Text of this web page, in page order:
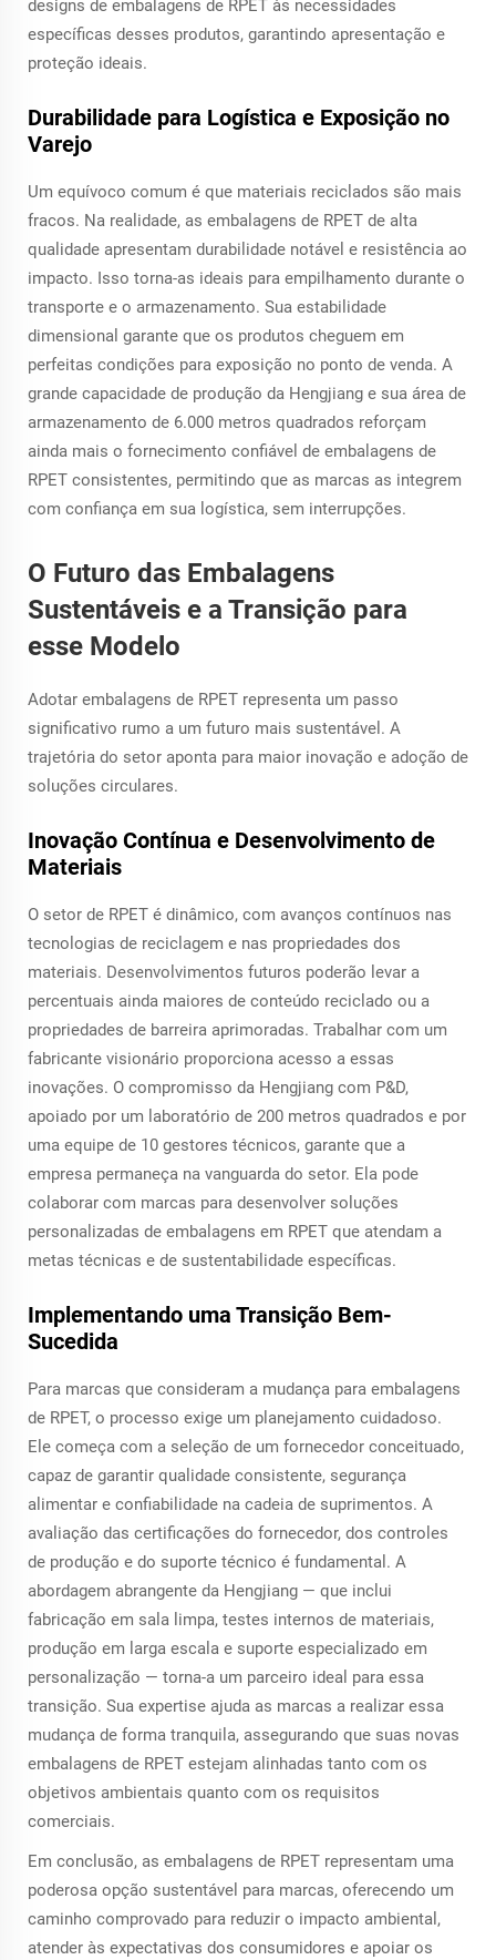
designs de embalagens de RPET às necessidades
específicas desses produtos, garantindo apresentação e
proteção ideais.
Durabilidade para Logística e Exposição no
Varejo
Um equívoco comum é que materiais reciclados são mais
fracos. Na realidade, as embalagens de RPET de alta
qualidade apresentam durabilidade notável e resistência ao
impacto. Isso torna-as ideais para empilhamento durante o
transporte e o armazenamento. Sua estabilidade
dimensional garante que os produtos cheguem em
perfeitas condições para exposição no ponto de venda. A
grande capacidade de produção da Hengjiang e sua área de
armazenamento de 6.000 metros quadrados reforçam
ainda mais o fornecimento confiável de embalagens de
RPET consistentes, permitindo que as marcas as integrem
com confiança em sua logística, sem interrupções.
O Futuro das Embalagens
Sustentáveis e a Transição para
esse Modelo
Adotar embalagens de RPET representa um passo
significativo rumo a um futuro mais sustentável. A
trajetória do setor aponta para maior inovação e adoção de
soluções circulares.
Inovação Contínua e Desenvolvimento de
Materiais
O setor de RPET é dinâmico, com avanços contínuos nas
tecnologias de reciclagem e nas propriedades dos
materiais. Desenvolvimentos futuros poderão levar a
percentuais ainda maiores de conteúdo reciclado ou a
propriedades de barreira aprimoradas. Trabalhar com um
fabricante visionário proporciona acesso a essas
inovações. O compromisso da Hengjiang com P&D,
apoiado por um laboratório de 200 metros quadrados e por
uma equipe de 10 gestores técnicos, garante que a
empresa permaneça na vanguarda do setor. Ela pode
colaborar com marcas para desenvolver soluções
personalizadas de embalagens em RPET que atendam a
metas técnicas e de sustentabilidade específicas.
Implementando uma Transição Bem-
Sucedida
Para marcas que consideram a mudança para embalagens
de RPET, o processo exige um planejamento cuidadoso.
Ele começa com a seleção de um fornecedor conceituado,
capaz de garantir qualidade consistente, segurança
alimentar e confiabilidade na cadeia de suprimentos. A
avaliação das certificações do fornecedor, dos controles
de produção e do suporte técnico é fundamental. A
abordagem abrangente da Hengjiang — que inclui
fabricação em sala limpa, testes internos de materiais,
produção em larga escala e suporte especializado em
personalização — torna-a um parceiro ideal para essa
transição. Sua expertise ajuda as marcas a realizar essa
mudança de forma tranquila, assegurando que suas novas
embalagens de RPET estejam alinhadas tanto com os
objetivos ambientais quanto com os requisitos
comerciais.
Em conclusão, as embalagens de RPET representam uma
poderosa opção sustentável para marcas, oferecendo um
caminho comprovado para reduzir o impacto ambiental,
atender às expectativas dos consumidores e apoiar os